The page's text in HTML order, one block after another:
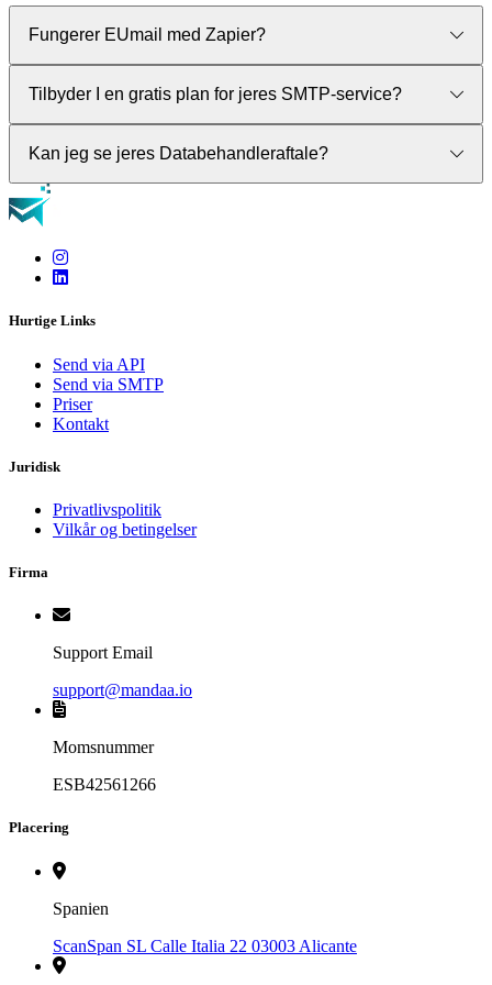
Fungerer EUmail med Zapier?
Ja. Besøg venligst vores Integrations-sektion for at se hvordan.
Tilbyder I en gratis plan for jeres SMTP-service?
Nej. Vores SMTP-service kræver en betalt plan. Kontakt
Kan jeg se jeres Databehandleraftale?
Ja. Kontakt venligst vores salgsafdeling via vores
kontaktformular. En underskrevet DPA er tilgængelig for alle
vores betalte planer.
Hurtige Links
Send via API
Send via SMTP
Priser
Kontakt
Juridisk
Privatlivspolitik
Vilkår og betingelser
Firma
Support Email
support@mandaa.io
Momsnummer
ESB42561266
Placering
Spanien
ScanSpan SL Calle Italia 22 03003 Alicante